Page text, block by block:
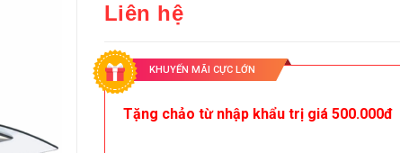
Liên hệ
KHUYẾN MÃI CỰC LỚN
Tặng chảo từ nhập khẩu trị giá 500.000đ